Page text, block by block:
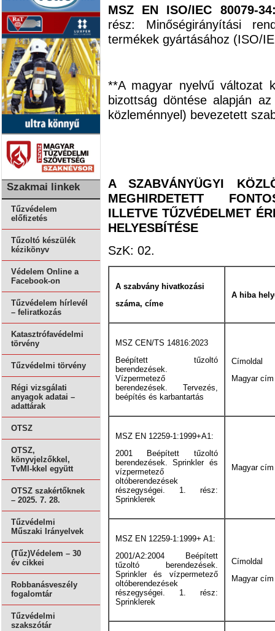
Szakmai linkek
Tűzvédelem
előfizetés
Tűzoltó készülék
kézikönyv
Védelem Online a
Facebook-on
Tűzvédelem hírlevél
– feliratkozás
Katasztrófavédelmi
törvény
Tűzvédelmi törvény
Régi vizsgálati
anyagok adatai –
adattárak
OTSZ
OTSZ,
könyvjelzőkkel,
TvMI-kkel együtt
OTSZ szakértőknek
– 2025. 7. 28.
Tűzvédelmi
Műszaki Irányelvek
(Tűz)Védelem – 30
év cikkei
Robbanásveszély
fogalomtár
Tűzvédelmi
szakszótár
MSZ EN ISO/IEC 80079-
rész: Minőségirányítási
termékek gyártásához (ISO/
**A magyar nyelvű változat
bizottság döntése alapján
közleménnyel) bevezetett
A SZABVÁNYÜGYI
MEGHIRDETETT
ILLETVE TŰZVÉDELMET
HELYESBÍTÉSE
SzK: 02.
A szabvány hivatkozási
száma, címe
A hiba
MSZ CEN/TS 14816:2023
Beépített tűzoltó
berendezések.
Vízpermetező
berendezések. Tervezés,
beépítés és karbantartás
Címoldal
Magyar cím
MSZ EN 12259-1:1999+A1:
2001 Beépített tűzoltó
berendezések. Sprinkler és
vízpermetező
oltóberendezések
részegységei. 1. rész:
Sprinklerek
Magyar cím
MSZ EN 12259-1:1999+ A1:
2001/A2:2004 Beépített
tűzoltó berendezések.
Sprinkler és vízpermetező
oltóberendezések
részegységei. 1. rész:
Sprinklerek
Címoldal
Magyar cím